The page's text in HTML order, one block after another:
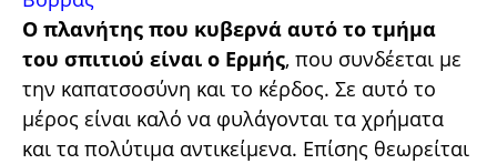
Ο πλανήτης που κυβερνά αυτό το τμήμα
του σπιτιού είναι ο Ερμής, που συνδέεται με
την καπατσοσύνη και το κέρδος. Σε αυτό το
μέρος είναι καλό να φυλάγονται τα χρήματα
και τα πολύτιμα αντικείμενα. Επίσης θεωρείται